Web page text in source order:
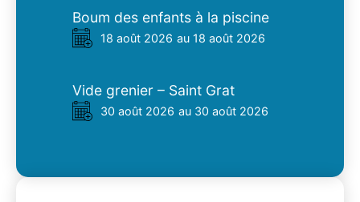
Boum des enfants à la piscine
18 août 2026 au 18 août 2026
Vide grenier – Saint Grat
30 août 2026 au 30 août 2026